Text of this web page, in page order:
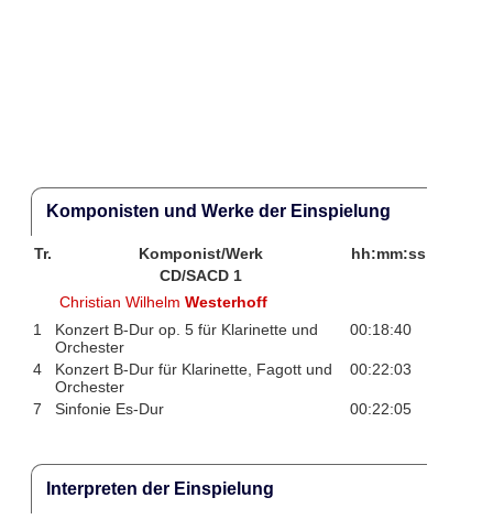
Komponisten und Werke der Einspielung
Tr. Komponist/Werk
hh:mm:ss
CD/SACD 1
Christian WilhelmWesterhoff
1
Konzert B-Dur op. 5 für Klarinette und
Orchester
00:18:40
4
Konzert B-Dur für Klarinette, Fagott und
Orchester
00:22:03
7 Sinfonie Es-Dur 00:22:05
Interpreten der Einspielung